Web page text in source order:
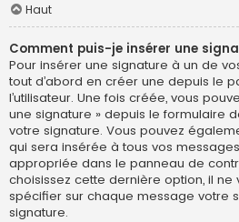
Haut
Comment puis-je insérer une
Pour insérer une signature à un de
tout d’abord en créer une depuis le
l’utilisateur. Une fois créée, vous
une signature » depuis le formulaire
votre signature. Vous pouvez
qui sera insérée à tous vos
appropriée dans le panneau de
choisissez cette dernière option, il ne
spécifier sur chaque message votre
signature.